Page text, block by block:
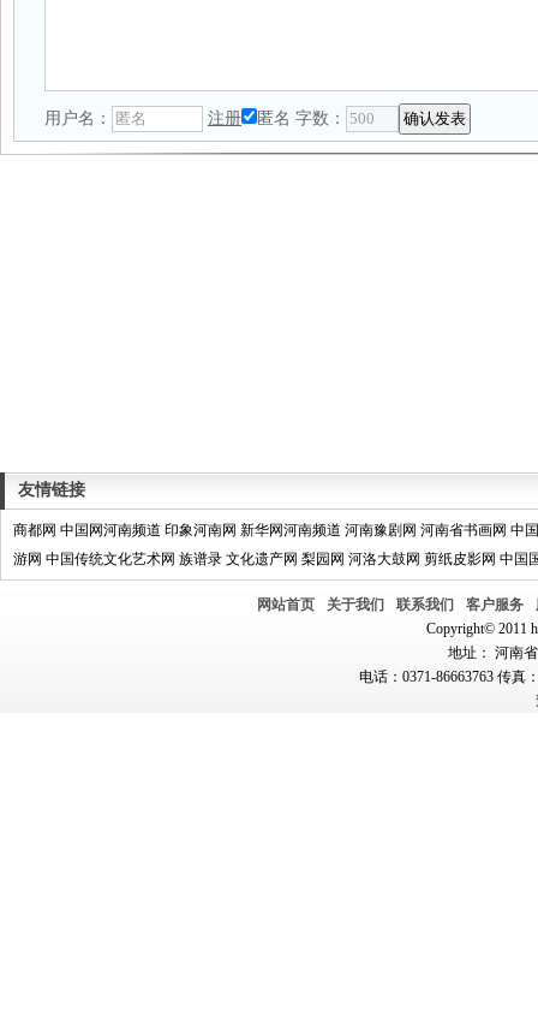
用户名： 注册 匿名 字数：
友情链接
商都网 中国网河南频道 印象河南网 新华网河南频道 河南豫剧网 河南省书画网 中
游网 中国传统文化艺术网 族谱录 文化遗产网 梨园网 河洛大鼓网 剪纸皮影网 中国
网站首页 关于我们 联系我们 客户服务
Copyright© 2011
地址： 河南
电话：0371-86663763 传真